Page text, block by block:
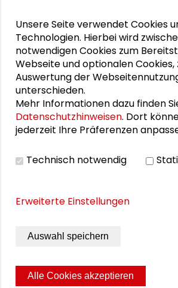
Astrid Schmeing
Lars Hennemann
Monika Meyer
DOWNLOADS
Programmflyer
Impressionen
Unsere Seite verwendet Cookies
Technologien. Hierbei wird
notwendigen Cookies zum
Webseite und optionalen Cookies,
Auswertung der
unterschieden.
Mehr Informationen dazu finden
Datenschutzhinweisen. Dort
jederzeit Ihre Präferenzen
Technisch notwendig
Erweiterte Einstellungen
Auswahl speichern
Alle Cookies akzeptieren